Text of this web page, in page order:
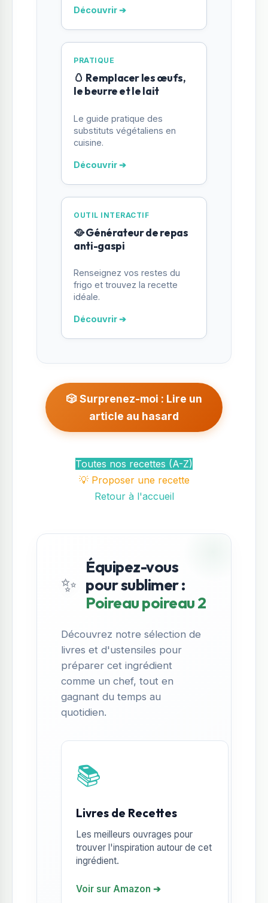
Découvrir ➔
PRATIQUE
🥚 Remplacer les œufs,
le beurre et le lait
Le guide pratique des
substituts végétaliens en
cuisine.
Découvrir ➔
OUTIL INTERACTIF
🥘 Générateur de repas
anti-gaspi
Renseignez vos restes du
frigo et trouvez la recette
idéale.
Découvrir ➔
🎲 Surprenez-moi : Lire un
article au hasard
Toutes nos recettes (A-Z)
💡 Proposer une recette
Retour à l'accueil
✨
Équipez-vous
pour sublimer :
Poireau poireau 2
Découvrez notre sélection de
livres et d'ustensiles pour
préparer cet ingrédient
comme un chef, tout en
gagnant du temps au
quotidien.
📚
Livres de Recettes
Les meilleurs ouvrages pour
trouver l'inspiration autour de cet
ingrédient.
Voir sur Amazon ➔